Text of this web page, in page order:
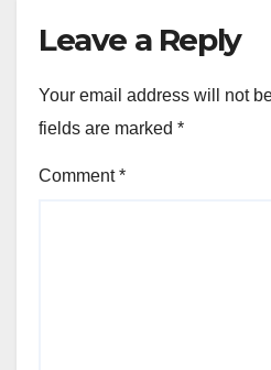
Leave a Reply
Your email address will not
fields are marked *
Comment*